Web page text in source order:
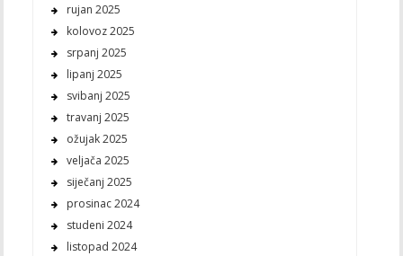
rujan 2025
kolovoz 2025
srpanj 2025
lipanj 2025
svibanj 2025
travanj 2025
ožujak 2025
veljača 2025
siječanj 2025
prosinac 2024
studeni 2024
listopad 2024